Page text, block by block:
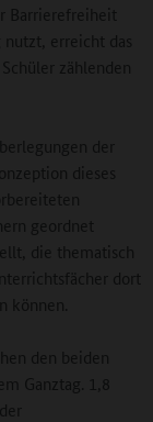
Barrierefreiheit
erreicht das
zählenden
der
dieses
geordnet
die thematisch
dort
können.
den beiden
Ganztag. 1,8